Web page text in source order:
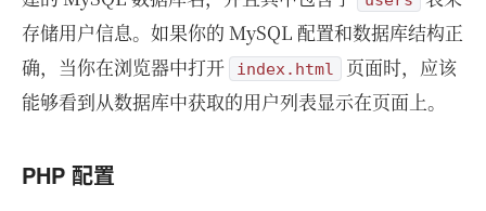
存储用户信息。如果你的 MySQL 配置和数据库结构正
确，当你在浏览器中打开
index.html
页面时，应该
能够看到从数据库中获取的用户列表显示在页面上。
PHP 配置